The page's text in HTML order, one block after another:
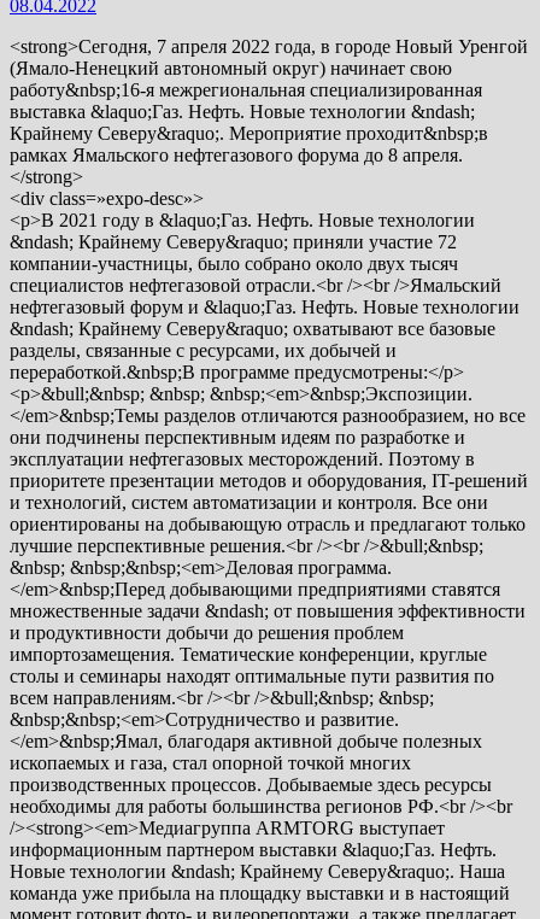
08.04.2022
<strong>Сегодня, 7 апреля 2022 года, в городе Новый Уренгой
(Ямало-Ненецкий автономный округ) начинает свою
работу&nbsp;16-я межрегиональная специализированная
выставка &laquo;Газ. Нефть. Новые технологии &ndash;
Крайнему Северу&raquo;. Мероприятие проходит&nbsp;в
рамках Ямальского нефтегазового форума до 8 апреля.
</strong>
<div class=»expo-desc»>
<p>В 2021 году в &laquo;Газ. Нефть. Новые технологии
&ndash; Крайнему Северу&raquo; приняли участие 72
компании-участницы, было собрано около двух тысяч
специалистов нефтегазовой отрасли.<br /><br />Ямальский
нефтегазовый форум и &laquo;Газ. Нефть. Новые технологии
&ndash; Крайнему Северу&raquo; охватывают все базовые
разделы, связанные с ресурсами, их добычей и
переработкой.&nbsp;В программе предусмотрены:</p>
<p>&bull;&nbsp; &nbsp; &nbsp;<em>&nbsp;Экспозиции.
</em>&nbsp;Темы разделов отличаются разнообразием, но все
они подчинены перспективным идеям по разработке и
эксплуатации нефтегазовых месторождений. Поэтому в
приоритете презентации методов и оборудования, IT-решений
и технологий, систем автоматизации и контроля. Все они
ориентированы на добывающую отрасль и предлагают только
лучшие перспективные решения.<br /><br />&bull;&nbsp;
&nbsp; &nbsp;&nbsp;<em>Деловая программа.
</em>&nbsp;Перед добывающими предприятиями ставятся
множественные задачи &ndash; от повышения эффективности
и продуктивности добычи до решения проблем
импортозамещения. Тематические конференции, круглые
столы и семинары находят оптимальные пути развития по
всем направлениям.<br /><br />&bull;&nbsp; &nbsp;
&nbsp;&nbsp;<em>Сотрудничество и развитие.
</em>&nbsp;Ямал, благодаря активной добыче полезных
ископаемых и газа, стал опорной точкой многих
производственных процессов. Добываемые здесь ресурсы
необходимы для работы большинства регионов РФ.<br /><br
/><strong><em>Медиагруппа ARMTORG выступает
информационным партнером выставки &laquo;Газ. Нефть.
Новые технологии &ndash; Крайнему Северу&raquo;. Наша
команда уже прибыла на площадку выставки и в настоящий
момент готовит фото- и видеорепортажи, а также предлагает